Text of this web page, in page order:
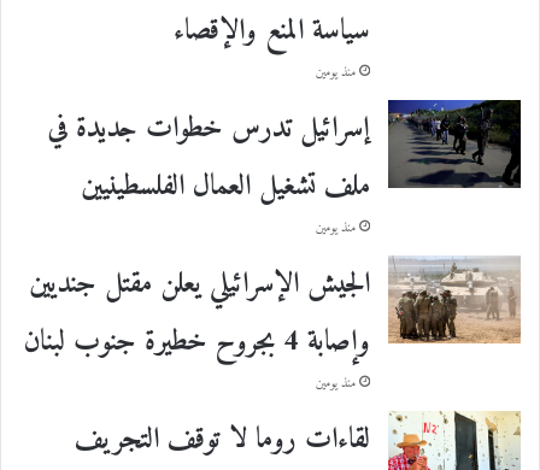
سياسة المنع والإقصاء
منذ يومين
إسرائيل تدرس خطوات جديدة في
ملف تشغيل العمال الفلسطينيين
منذ يومين
الجيش الإسرائيلي يعلن مقتل جنديين
وإصابة 4 بجروح خطيرة جنوب لبنان
منذ يومين
لقاءات روما لا توقف التجريف